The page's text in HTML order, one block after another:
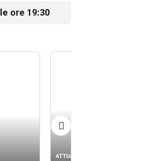
ore 19:30
ATTUALITÀ